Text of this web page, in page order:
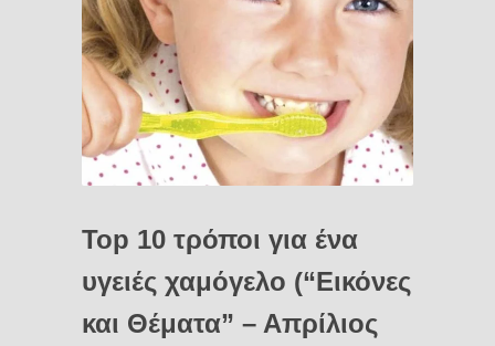
Top 10 τρόποι για ένα
υγειές χαμόγελο (“Εικόνες
και Θέματα” – Απρίλιος